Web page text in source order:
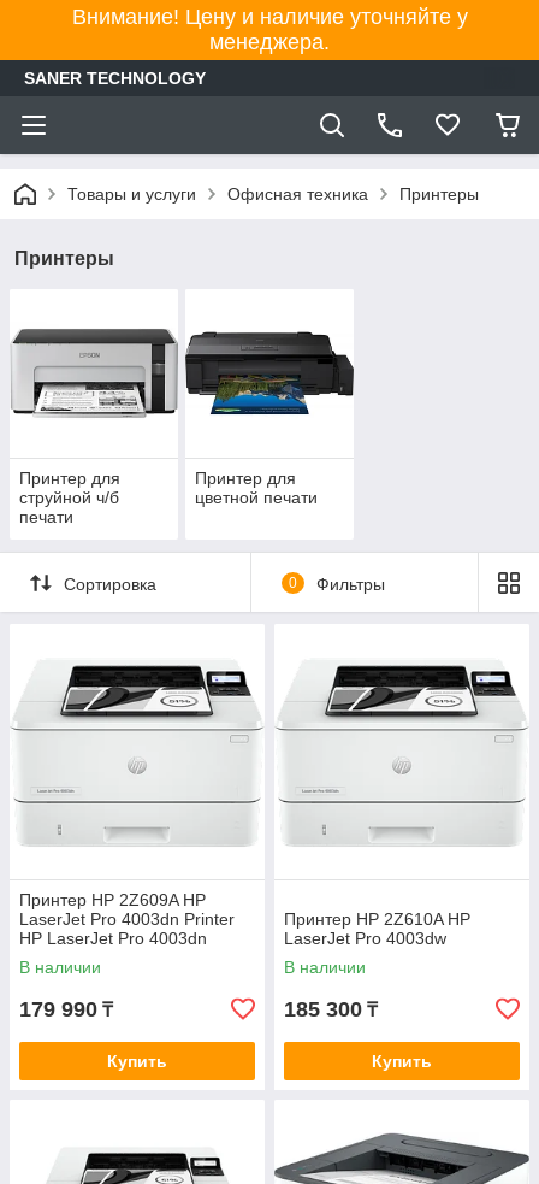
Внимание! Цену и наличие уточняйте у
менеджера.
SANER TECHNOLOGY
Товары и услуги Офисная техника Принтеры
Принтеры
Принтер для
струйной ч/б
печати
Принтер для
цветной печати
Сортировка 0 Фильтры
Принтер HP 2Z609A HP
LaserJet Pro 4003dn Printer
HP LaserJet Pro 4003dn
В наличии
179 990 ₸
Купить
Принтер HP 2Z610A HP
LaserJet Pro 4003dw
В наличии
185 300 ₸
Купить